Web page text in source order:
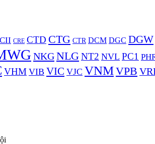
CII CRE CTD CTG CTR DCM DGC DGW
NKGNLGNT2 NVL PC1
VHM VIB VIC VJC VNMVPB